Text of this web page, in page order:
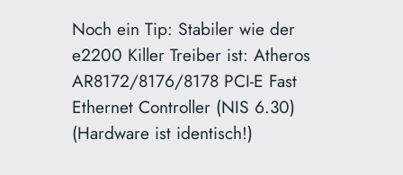
Noch ein Tip: Stabiler wie der
e2200 Killer Treiber ist: Atheros
AR8172/8176/8178 PCI-E Fast
Ethernet Controller (NIS 6.30)
(Hardware ist identisch!)